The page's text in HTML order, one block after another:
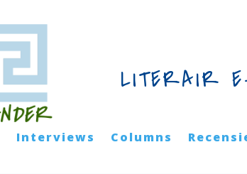
LITERAIR
Interviews Columns